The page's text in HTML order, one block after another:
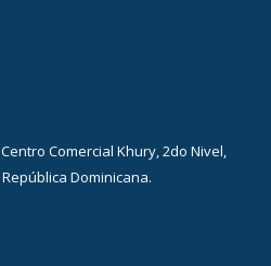
Comercial Khury, 2do Nivel,
Dominicana.